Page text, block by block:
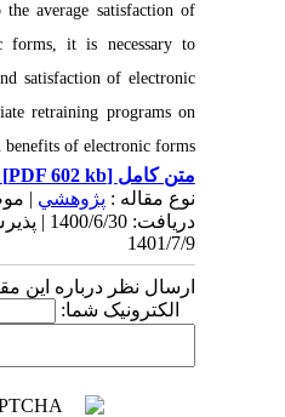
the average satisfaction of
forms, it is necessary to
satisfaction of electronic
retraining programs on
benefits of electronic forms.
متن کامل[PDF 602 kb]
نوع مقاله : پژوهشي|
1401/7/9
ارسال نظر درباره این
الکترونیک شما: